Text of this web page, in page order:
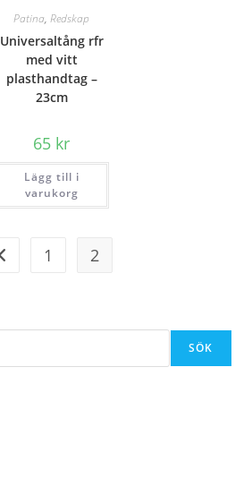
Patina,Redskap
Universaltång rfr
med vitt
plasthandtag –
23cm
65 kr
Lägg till i
varukorg
1 2
SÖK